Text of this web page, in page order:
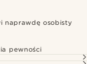
naprawdę osobisty
pewności